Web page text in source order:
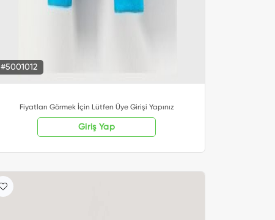
#5001012
Fiyatları Görmek İçin Lütfen Üye Girişi Yapınız
Giriş Yap